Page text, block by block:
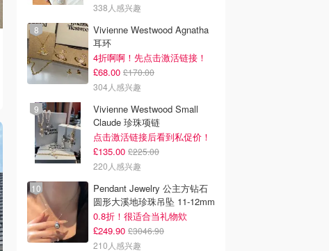
338人感兴趣
Vivienne Westwood Agnatha
耳环
4折啊啊！先点击激活链接！
£68.00 £170.00
304人感兴趣
Vivienne Westwood Small
Claude 珍珠项链
点击激活链接后看到私促价！
£135.00 £225.00
220人感兴趣
Pendant Jewelry 公主方钻石
圆形大溪地珍珠吊坠 11-12mm
0.8折！很适合当礼物欸
£249.90 £3046.90
210人感兴趣